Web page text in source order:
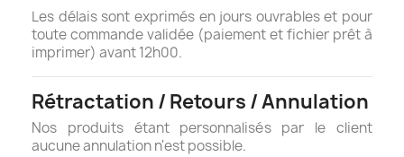
Les délais sont exprimés en jours ouvrables et pour
toute commande validée (paiement et fichier prêt à
imprimer) avant 12h00.
Rétractation / Retours / Annulation
Nos produits étant personnalisés par le client
aucune annulation n'est possible.